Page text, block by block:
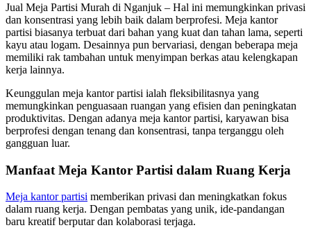
Jual Meja Partisi Murah di Nganjuk – Hal ini memungkinkan privasi
dan konsentrasi yang lebih baik dalam berprofesi. Meja kantor
partisi biasanya terbuat dari bahan yang kuat dan tahan lama, seperti
kayu atau logam. Desainnya pun bervariasi, dengan beberapa meja
memiliki rak tambahan untuk menyimpan berkas atau kelengkapan
kerja lainnya.
Keunggulan meja kantor partisi ialah fleksibilitasnya yang
memungkinkan penguasaan ruangan yang efisien dan peningkatan
produktivitas. Dengan adanya meja kantor partisi, karyawan bisa
berprofesi dengan tenang dan konsentrasi, tanpa terganggu oleh
gangguan luar.
Manfaat Meja Kantor Partisi dalam Ruang Kerja
Meja kantor partisi memberikan privasi dan meningkatkan fokus
dalam ruang kerja. Dengan pembatas yang unik, ide-pandangan
baru kreatif berputar dan kolaborasi terjaga.